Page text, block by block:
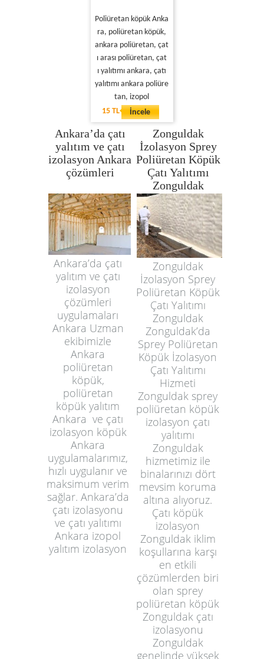
Poliüretan köpük Anka
ra, poliüretan köpük,
ankara poliüretan, çat
ı arası poliüretan, çat
ı yalıtımı ankara, çatı
yalıtımı ankara poliüre
tan, izopol
15 TL
İncele
Ankara’da çatı
yalıtım ve çatı
izolasyon Ankara
çözümleri
Zonguldak
İzolasyon Sprey
Poliüretan Köpük
Çatı Yalıtımı
Zonguldak
Ankara’da çatı
yalıtım ve çatı
izolasyon
çözümleri
uygulamaları
Ankara Uzman
ekibimizle
Ankara
poliüretan
köpük,
poliüretan
köpük yalıtım
Ankara ve çatı
izolasyon köpük
Ankara
uygulamalarımız,
hızlı uygulanır ve
maksimum verim
sağlar. Ankara’da
çatı izolasyonu
ve çatı yalıtımı
Ankara izopol
yalıtım izolasyon
Zonguldak
İzolasyon Sprey
Poliüretan Köpük
Çatı Yalıtımı
Zonguldak
Zonguldak’da
Sprey Poliüretan
Köpük İzolasyon
Çatı Yalıtımı
Hizmeti
Zonguldak sprey
poliüretan köpük
izolasyon çatı
yalıtımı
Zonguldak
hizmetimiz ile
binalarınızı dört
mevsim koruma
altına alıyoruz.
Çatı köpük
izolasyon
Zonguldak iklim
koşullarına karşı
en etkili
çözümlerden biri
olan sprey
poliüretan köpük
Zonguldak çatı
izolasyonu
Zonguldak
genelinde yüksek